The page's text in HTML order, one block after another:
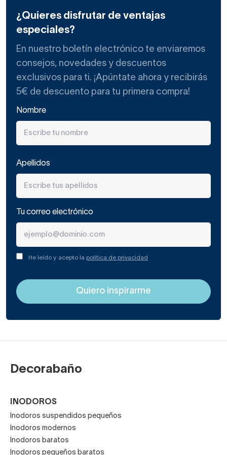
¿Quieres disfrutar de ventajas
especiales?
En nuestro boletín electrónico te enviaremos
consejos, novedades y descuentos
exclusivos para ti. ¡Apúntate ahora y recibirás
5€ de descuento para tu primera compra!
Nombre
Apellidos
Tu correo electrónico
He leído y acepto la política de privacidad
Decorabaño
INODOROS
Inodoros suspendidos pequeños
Inodoros modernos
Inodoros baratos
Inodoros pequeños baratos